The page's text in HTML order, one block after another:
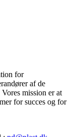
for
af de
mission er at
for succes og for